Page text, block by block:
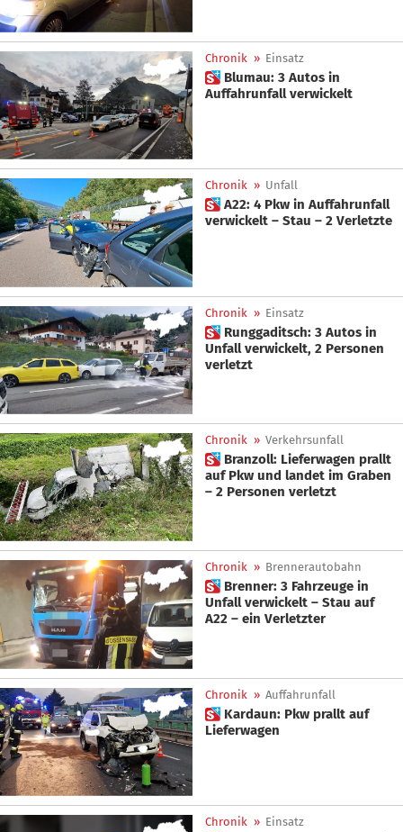
Chronik » Einsatz
 Blumau: 3 Autos in
Auffahrunfall verwickelt
Chronik » Unfall
 A22: 4 Pkw in Auffahrunfall
verwickelt – Stau – 2 Verletzte
Chronik » Einsatz
 Runggaditsch: 3 Autos in
Unfall verwickelt, 2 Personen
verletzt
Chronik » Verkehrsunfall
 Branzoll: Lieferwagen prallt
auf Pkw und landet im Graben
– 2 Personen verletzt
Chronik » Brennerautobahn
 Brenner: 3 Fahrzeuge in
Unfall verwickelt – Stau auf
A22 – ein Verletzter
Chronik » Auffahrunfall
 Kardaun: Pkw prallt auf
Lieferwagen
Chronik » Einsatz